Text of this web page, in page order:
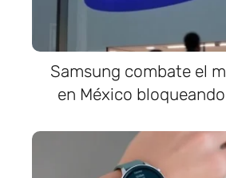
Samsung combate el
en México